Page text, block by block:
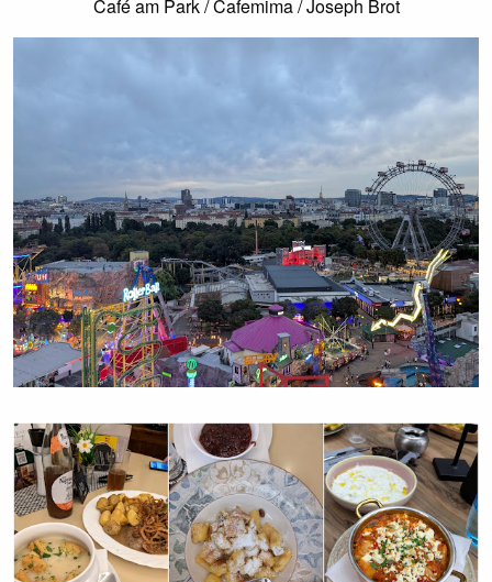
Café am Park / Cafemima / Joseph Brot